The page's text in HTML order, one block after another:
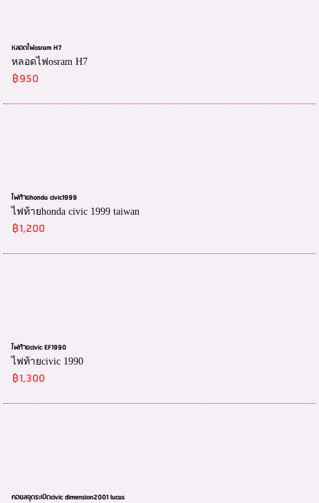
หลอดไฟosram H7
หลอดไฟosram H7
฿950
ไฟท้ายhonda civic1999
ไฟท้ายhonda civic 1999 taiwan
฿1,200
ไฟท้ายcivic EF1990
ไฟท้ายcivic 1990
฿1,300
คอยลจุดระเบิดcivic dimension2001 lucas